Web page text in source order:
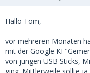
Hallo Tom,
vor mehreren Monaten
mit der Google KI
von jungen USB Sticks,